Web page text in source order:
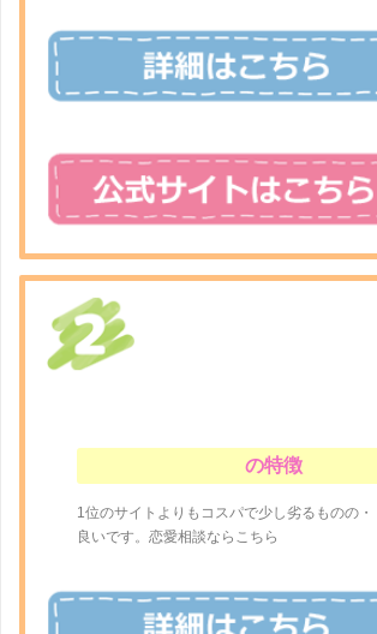
の特徴
1位のサイトよりもコスパで少し劣るものの・
良いです。恋愛相談ならこちら